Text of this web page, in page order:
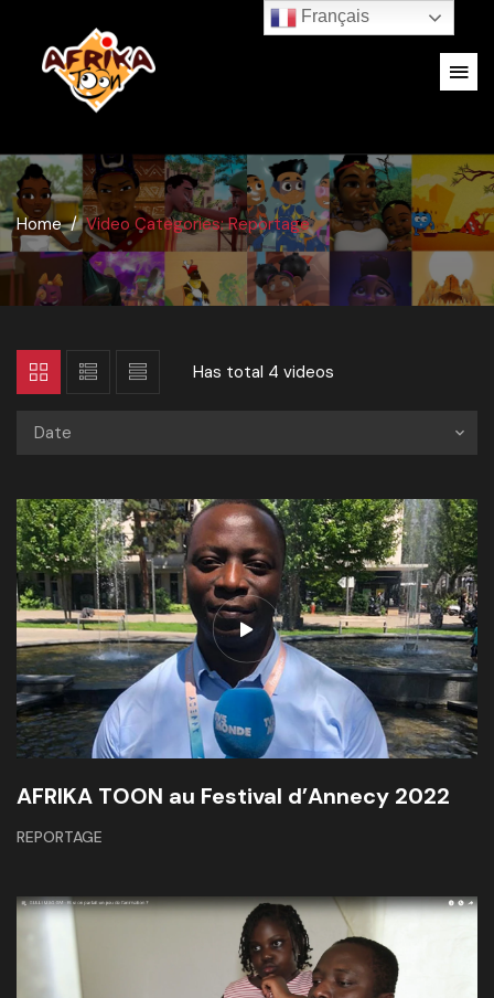
Home Video Categories: Reportage
Has total 4 videos
Date
AFRIKA TOON au Festival d’Annecy 2022
REPORTAGE
Français